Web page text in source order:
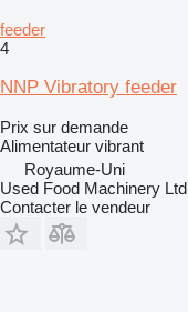
feeder
4
NNP Vibratory feeder
Prix sur demande
Alimentateur vibrant
Royaume-Uni
Used Food Machinery Ltd
Contacter le vendeur